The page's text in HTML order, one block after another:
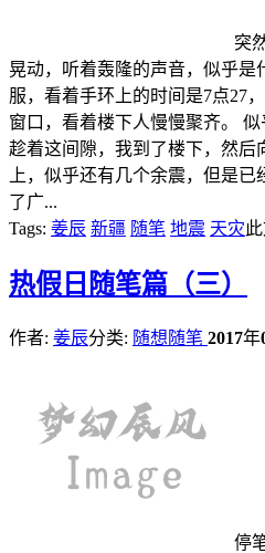
突
晃动，听着轰隆的声音，似乎是
服，看着手环上的时间是7点27
窗口，看着楼下人慢慢聚齐。 似
趁着这间隙，我到了楼下，然后
上，似乎还有几个余震，但是
了广...
Tags: 姜辰 新疆 随笔 地震 天灾
热假日随笔篇（三）
作者: 姜辰分类: 随想随笔 2017年
停